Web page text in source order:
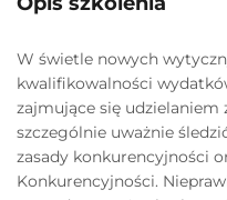
W świetle nowych
kwalifikowalności
zajmujące się
szczególnie uważnie
zasady konkurencyjności
Konkurencyjności.